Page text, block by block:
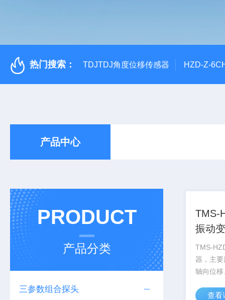
热门搜索： TDJTDJ角度位移传感器 HZD-Z-
产品中心
PRODUCT
产品分类
三参数组合探头
TMS-
振动
TMS-
器，主
轴向位
便，可
查看